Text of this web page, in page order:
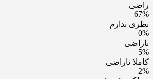
راضی
67%
نظری ندارم
0%
ناراضی
5%
کاملا ناراضی
2%